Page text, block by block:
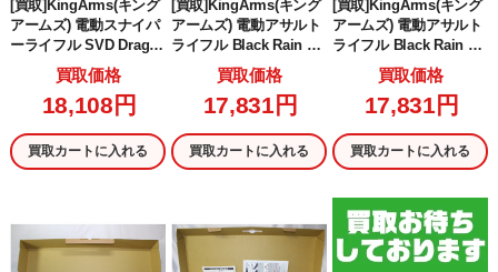
[買取]KingArms(キング
アームズ) 電動スナイパ
ーライフル SVD Dragu
nov Sniper Rifle Ultra
Grade(ドラグノフ スナ
イパーライフル ウルト
(18歳以上専用)
買取価格
18,108円
買取カートに入れる
[買取]KingArms(キング
アームズ) 電動アサルト
ライフル Black Rain Od
rdance Shorty(ブラック
レインオードナンス シ
ョーティ) BK(ブラック/
歳以上専用)
買取価格
17,831円
買取カートに入れる
[買取]KingArms(キング
アームズ) 電動アサルト
ライフル Black Rain Od
rdance Carbine(ブラッ
クレインオードナンス
カービン) BK(ブラック/
歳以上専用)
買取価格
17,831円
買取カートに入れる